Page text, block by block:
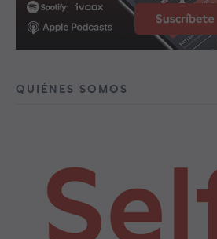
QUIÉNES SOMOS